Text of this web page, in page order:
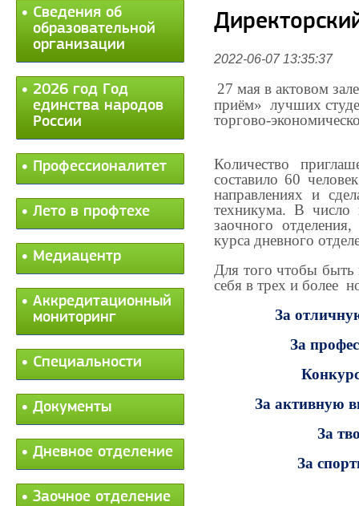
Сведения об
образовательной
организации
2026 год Год
единства народов
России
Профессионалитет
Лето в профтехе
Медиацентр
Аккредитационный
мониторинг
Специальности
Документы
Дневное отделение
Заочное отделение
2022-06-07 13:35:37
27 мая в актовом
приём» лучших
торгово-
Количество
составило 60
направлениях и
техникума. В число
заочного
курса дневного
Для того чтобы
себя в трех и более
За
За
За активную
За
За